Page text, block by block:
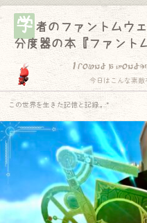
学 者のファントムウ
分度器の本『ファント
I found a
今日はこんな素敵
この世界を生きた記憶と記録.｡.:*